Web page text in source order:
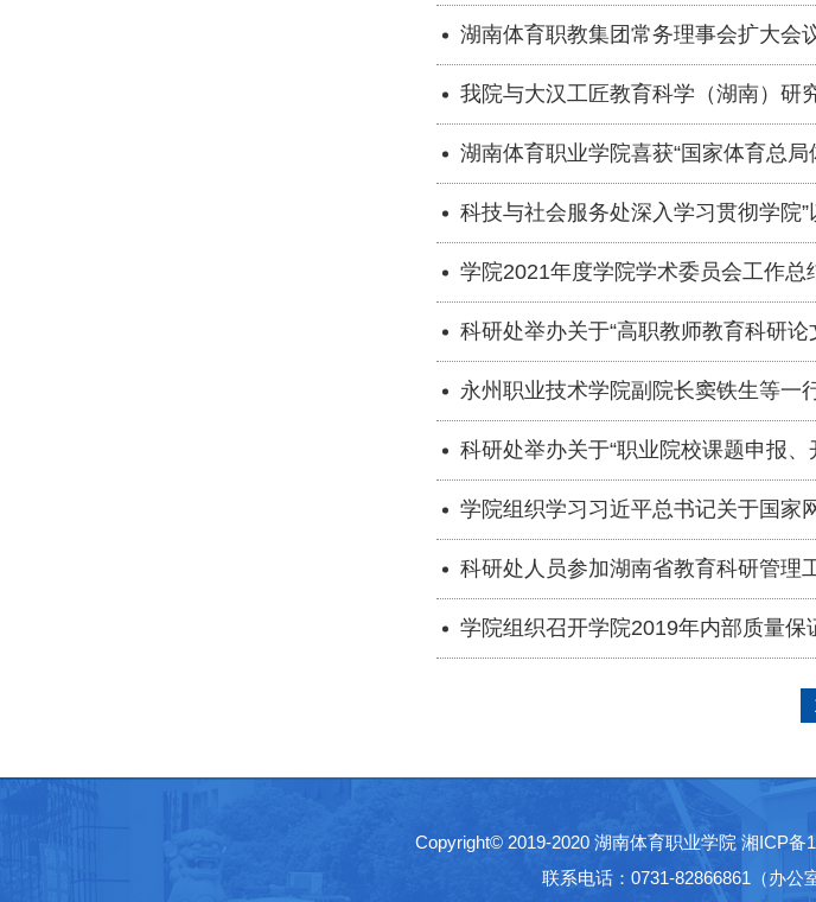
湖南体育职教集团常务理事会扩大会
我院与大汉工匠教育科学（湖南）研
湖南体育职业学院喜获“国家体育总
科技与社会服务处深入学习贯彻学院
学院2021年度学院学术委员会工作总
科研处举办关于“高职教师教育科研论
永州职业技术学院副院长窦铁生等一
科研处举办关于“职业院校课题申报
学院组织学习习近平总书记关于国家
科研处人员参加湖南省教育科研管理
学院组织召开学院2019年内部质量保
Copyright© 2019-2020 湖南体育职业学院 湘ICP备
联系电话：0731-82866861（办公